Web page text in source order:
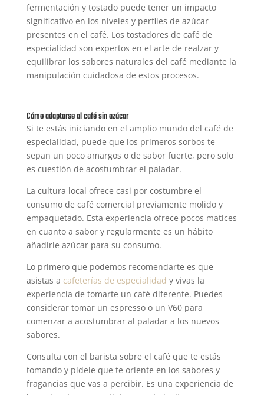
fermentación y tostado puede tener un impacto
significativo en los niveles y perfiles de azúcar
presentes en el café. Los tostadores de café de
especialidad son expertos en el arte de realzar y
equilibrar los sabores naturales del café mediante la
manipulación cuidadosa de estos procesos.
Cómo adaptarse al café sin azúcar
Si te estás iniciando en el amplio mundo del café de
especialidad, puede que los primeros sorbos te
sepan un poco amargos o de sabor fuerte, pero solo
es cuestión de acostumbrar el paladar.
La cultura local ofrece casi por costumbre el
consumo de café comercial previamente molido y
empaquetado. Esta experiencia ofrece pocos matices
en cuanto a sabor y regularmente es un hábito
añadirle azúcar para su consumo.
Lo primero que podemos recomendarte es que
asistas a cafeterías de especialidad y vivas la
experiencia de tomarte un café diferente. Puedes
considerar tomar un espresso o un V60 para
comenzar a acostumbrar al paladar a los nuevos
sabores.
Consulta con el barista sobre el café que te estás
tomando y pídele que te oriente en los sabores y
fragancias que vas a percibir. Es una experiencia de